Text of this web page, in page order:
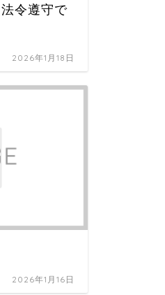
令遵守で
2026年1月18日
2026年1月16日